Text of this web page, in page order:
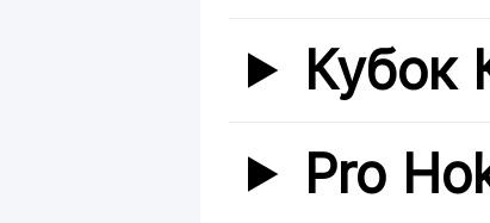
Кубок
Pro